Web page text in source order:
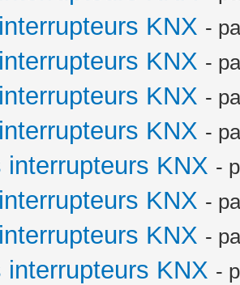
KNX -
KNX -
KNX -
KNX -
interrupteurs KNX -
KNX -
KNX -
interrupteurs KNX -